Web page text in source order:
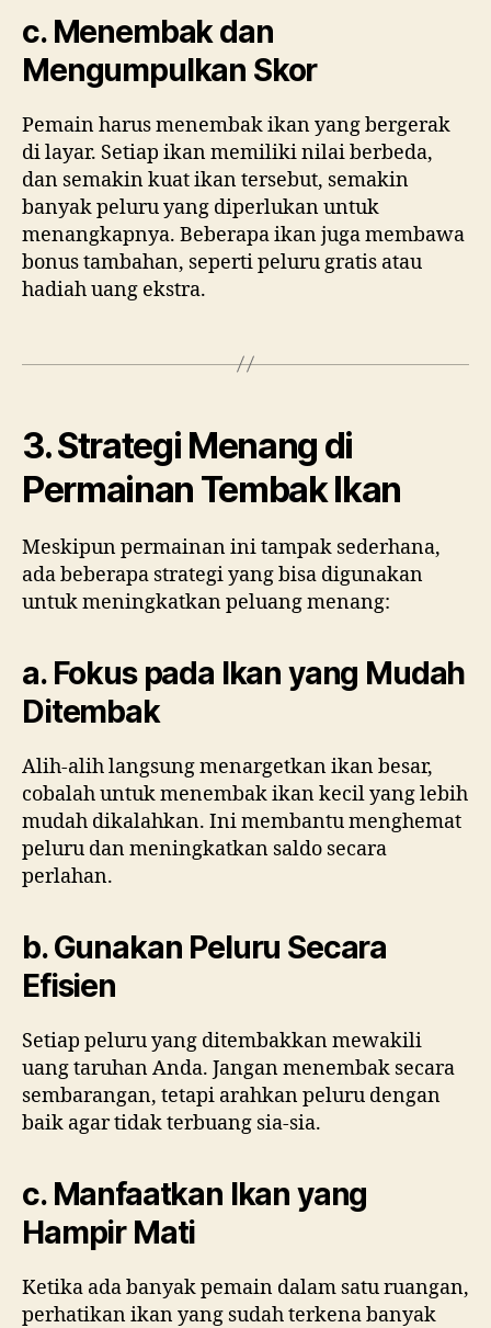
c. Menembak dan
Mengumpulkan Skor
Pemain harus menembak ikan yang bergerak
di layar. Setiap ikan memiliki nilai berbeda,
dan semakin kuat ikan tersebut, semakin
banyak peluru yang diperlukan untuk
menangkapnya. Beberapa ikan juga membawa
bonus tambahan, seperti peluru gratis atau
hadiah uang ekstra.
3. Strategi Menang di
Permainan Tembak Ikan
Meskipun permainan ini tampak sederhana,
ada beberapa strategi yang bisa digunakan
untuk meningkatkan peluang menang:
a. Fokus pada Ikan yang Mudah
Ditembak
Alih-alih langsung menargetkan ikan besar,
cobalah untuk menembak ikan kecil yang lebih
mudah dikalahkan. Ini membantu menghemat
peluru dan meningkatkan saldo secara
perlahan.
b. Gunakan Peluru Secara
Efisien
Setiap peluru yang ditembakkan mewakili
uang taruhan Anda. Jangan menembak secara
sembarangan, tetapi arahkan peluru dengan
baik agar tidak terbuang sia-sia.
c. Manfaatkan Ikan yang
Hampir Mati
Ketika ada banyak pemain dalam satu ruangan,
perhatikan ikan yang sudah terkena banyak